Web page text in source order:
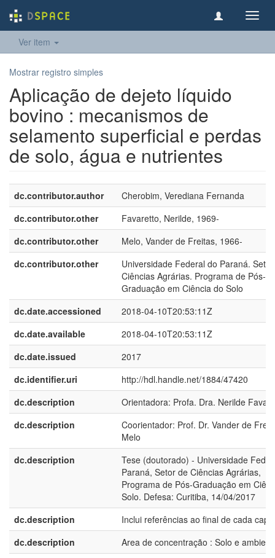
Ver item
Mostrar registro simples
Aplicação de dejeto líquido
bovino : mecanismos de
selamento superficial e perdas
de solo, água e nutrientes
dc.contributor.author
Cherobim, Verediana Fernanda
dc.contributor.other
Favaretto, Nerilde, 1969-
dc.contributor.other
Melo, Vander de Freitas, 1966-
dc.contributor.other
Universidade Federal do Paraná.
Ciências Agrárias. Programa de Pós-
Graduação em Ciência do Solo
dc.date.accessioned
2018-04-10T20:53:11Z
dc.date.available
2018-04-10T20:53:11Z
dc.date.issued
2017
dc.identifier.uri
http://hdl.handle.net/1884/47420
dc.description
Orientadora: Profa. Dra. Nerilde
dc.description
Coorientador: Prof. Dr. Vander de
Melo
dc.description
Tese (doutorado) - Universidade
Paraná, Setor de Ciências Agrárias,
Programa de Pós-Graduação em
Solo. Defesa: Curitiba, 14/04/2017
dc.description
Inclui referências ao final de cada
dc.description
Area de concentração : Solo e